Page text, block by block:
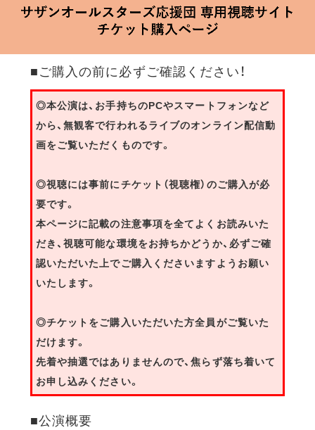
「Keep Smilin’～皆さん、ありがとうございます!!～」
2020.06.25 Thu 20:00 Start at 横浜アリーナ
■ご購入の前に必ずご確認ください！
◎本公演は、お手持ちのPCやスマートフォンなど
から、無観客で行われるライブのオンライン配信動
画をご覧いただくものです。
◎視聴には事前にチケット（視聴権）のご購入が必
要です。
本ページに記載の注意事項を全てよくお読みいた
だき、視聴可能な環境をお持ちかどうか、必ずご確
認いただいた上でご購入くださいますようお願い
いたします。
◎チケットをご購入いただいた方全員がご覧いた
だけます。
先着や抽選ではありませんので、焦らず落ち着いて
お申し込みください。
■公演概要